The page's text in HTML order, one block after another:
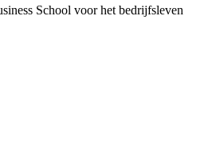
School voor het bedrijfsleven